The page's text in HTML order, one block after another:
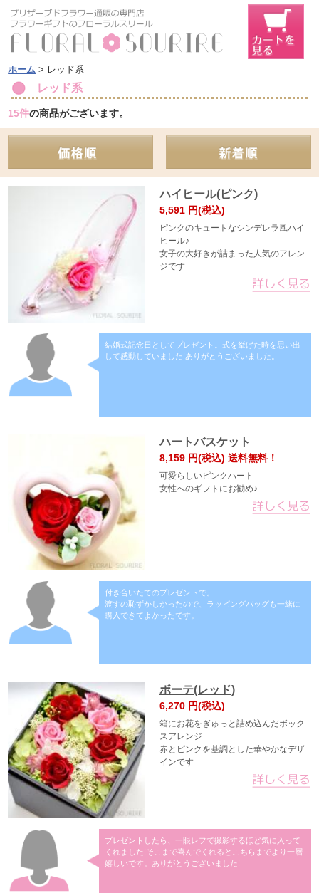
ホーム > レッド系
レッド系
15件の商品がございます。
ハイヒール(ピンク)
5,591 円(税込)
ピンクのキュートなシンデレラ風ハイ
ヒール♪
女子の大好きが詰まった人気のアレン
ジです
結婚式記念日としてプレゼント。式を挙げた時を思い出
して感動していました!ありがとうございました。
ハートバスケット
8,159 円(税込) 送料無料！
可愛らしいピンクハート
女性へのギフトにお勧め♪
付き合いたてのプレゼントで。
渡すの恥ずかしかったので、ラッピングバッグも一緒に
購入できてよかったです。
ボーテ(レッド)
6,270 円(税込)
箱にお花をぎゅっと詰め込んだボック
スアレンジ
赤とピンクを基調とした華やかなデザ
インです
プレゼントしたら、一眼レフで撮影するほど気に入って
くれました!そこまで喜んでくれるとこちらまでより一層
嬉しいです。ありがとうございました!